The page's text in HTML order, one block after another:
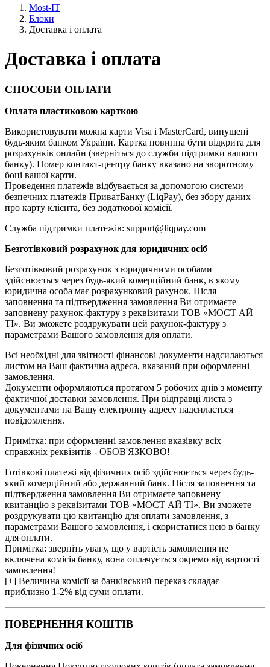
Most-IT
Блоки
Доставка і оплата
Доставка і оплата
СПОСОБИ ОПЛАТИ
Оплата пластиковою карткою
Використовувати можна карти Visa і MasterCard, випущені
будь-яким банком України. Картка повинна бути відкрита для
розрахунків онлайн (зверніться до служби підтримки вашого
банку). Номер контакт-центру банку вказано на зворотному
боці вашої карти.
Проведення платежів відбувається за допомогою системи
безпечних платежів ПриватБанку (LiqPay), без збору даних
про карту клієнта, без додаткової комісії.
Служба підтримки платежів: support@liqpay.com
Безготівковий розрахунок для юридичних осіб
Безготівковий розрахунок з юридичними особами
здійснюється через будь-який комерційний банк, в якому
юридична особа має розрахунковий рахунок. Після
заповнення та підтвердження замовлення Ви отримаєте
заповнену рахунок-фактуру з реквізитами ТОВ «МОСТ АЙ
ТІ». Ви зможете роздрукувати цей рахунок-фактуру з
параметрами Вашого замовлення для оплати.
Всі необхідні для звітності фінансові документи надсилаються
листом на Ваш фактична адреса, вказаний при оформленні
замовлення.
Документи оформляються протягом 5 робочих днів з моменту
фактичної доставки замовлення. При відправці листа з
документами на Вашу електронну адресу надсилається
повідомлення.
Примітка: при оформленні замовлення вказівку всіх
справжніх реквізитів - ОБОВ'ЯЗКОВО!
Готівкові платежі від фізичних осіб здійснюється через будь-
який комерційний або державний банк. Після заповнення та
підтвердження замовлення Ви отримаєте заповнену
квитанцію з реквізитами ТОВ «МОСТ АЙ ТІ». Ви зможете
роздрукувати цю квитанцію для оплати замовлення, з
параметрами Вашого замовлення, і скористатися нею в банку
для оплати.
Примітка: зверніть увагу, що у вартість замовлення не
включена комісія банку, вона оплачується окремо від вартості
замовлення!
[+] Величина комісії за банківський переказ складає
приблизно 1-2% від суми оплати.
ПОВЕРНЕННЯ КОШТІВ
Для фізичних осіб